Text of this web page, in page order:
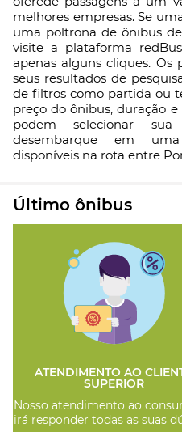
melhores empresas. Se
uma poltrona de ônibus
visite a plataforma
apenas alguns cliques. Os
seus resultados de
de filtros como partida ou
preço do ônibus, duração
podem selecionar
desembarque em
disponíveis na rota entre
Último ônibus
ATENDIMENTO AO
SUPERIOR
Nosso atendimento ao
irá responder todas as suas